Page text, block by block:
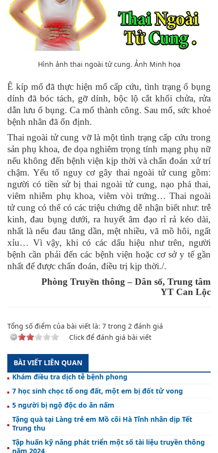
Hình ảnh thai ngoài tử cung. Ảnh Minh họa
Ê kíp mổ đã thực hiện mổ cấp cứu, tình trạng ổ bụng
dính đã bóc tách, gỡ dính, bộc lộ cắt khối chửa, rửa
dẫn lưu ổ bụng. Ca mổ thành công. Sau mổ, sức khoẻ
bệnh nhân đã ổn định.
Thai ngoài tử cung vỡ là một tình trạng cấp cứu trong
sản phụ khoa, đe dọa nghiêm trọng tính mạng phụ nữ
nếu không đến bệnh viện kịp thời và chẩn đoán xử trí
chậm. Yếu tố nguy cơ gây thai ngoài tử cung gồm:
người có tiền sử bị thai ngoài tử cung, nạo phá thai,
viêm nhiễm phụ khoa, viêm vòi trứng… Thai ngoài
tử cung có thể có các triệu chứng dễ nhận biết như: trễ
kinh, đau bụng dưới, ra huyết âm đạo rỉ rả kéo dài,
nhất là nếu đau tăng dần, mệt nhiều, vã mồ hôi, ngất
xỉu… Vì vậy, khi có các dấu hiệu như trên, người
bệnhcần phải đến các bệnh viện hoặc cơ sở y tế gần
nhất để được chẩn đoán, điều trị kịp thời./.
Phòng Truyền thông – Dân số, Trung tâm
YT Can Lộc
Tổng số điểm của bài viết là: 7 trong 2 đánh giá
Click để đánh giá bài viết
BÀI VIẾT LIÊN QUAN
Khám điều tra dịch tễ bệnh phong
7 học sinh chọc tổ ong đất, một em bị đốt tử vong
5 người bị ngộ độc do ăn nấm
Tặng quà tại Làng trẻ em Mồ côi Hà Tĩnh nhân dịp Tết
Trung thu
Tập huấn kỹ năng phát triển một số tài liệu truyền thông
năm 2024